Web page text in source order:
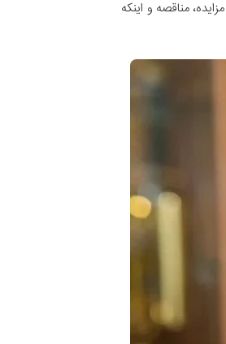
مناقصه و اینکه